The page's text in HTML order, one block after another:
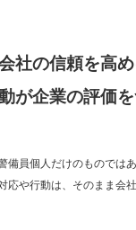
社の信頼を高
が企業の評価
備員個人だけのものではあ
応や行動は、そのまま会